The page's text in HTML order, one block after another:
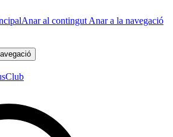
Anar al contingut Anar a la navegació
Club